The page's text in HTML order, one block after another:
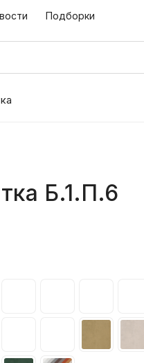
Подборки
Б.1.П.6